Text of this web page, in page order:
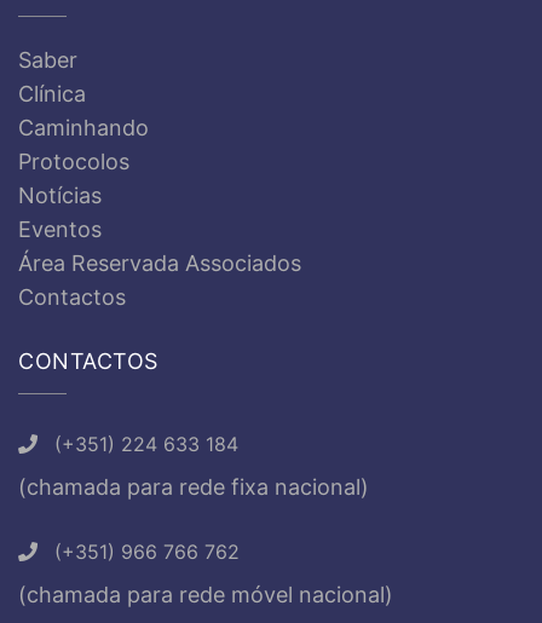
Saber
Clínica
Caminhando
Protocolos
Notícias
Eventos
Área Reservada Associados
Contactos
CONTACTOS
(+351) 224 633 184
(chamada para rede fixa nacional)
(+351) 966 766 762
(chamada para rede móvel nacional)